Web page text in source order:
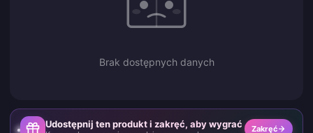
Brak dostępnych danych
Udostępnij ten produkt i zakręć, aby wygrać Zakręć